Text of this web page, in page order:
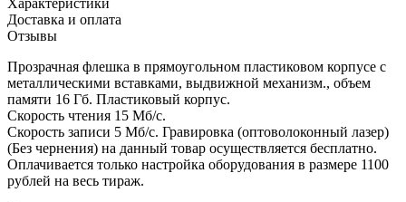
Доставка и оплата
Отзывы
Прозрачная флешка в прямоугольном пластиковом корпусе с
металлическими вставками, выдвижной механизм., объем
памяти 16 Гб. Пластиковый корпус.
Скорость чтения 15 Мб/с.
Скорость записи 5 Мб/с. Гравировка (оптоволоконный лазер)
(Без чернения) на данный товар осуществляется бесплатно.
Оплачивается только настройка оборудования в размере 1100
рублей на весь тираж.